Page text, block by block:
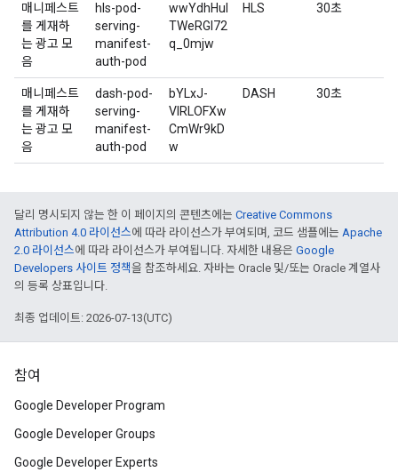
매니페스트
를 게재하
는 광고 모
음
hls-pod-
serving-
manifest-
auth-pod
wwYdhHuI
TWeRGl72
q_0mjw
HLS 30초
매니페스트
를 게재하
는 광고 모
음
dash-pod-
serving-
manifest-
auth-pod
bYLxJ-
VIRLOFXw
CmWr9kD
w
DASH 30초
달리 명시되지 않는 한 이 페이지의 콘텐츠에는 Creative Commons
Attribution 4.0 라이선스에 따라 라이선스가 부여되며, 코드 샘플에는 Apache
2.0 라이선스에 따라 라이선스가 부여됩니다. 자세한 내용은 Google
Developers 사이트 정책을 참조하세요. 자바는 Oracle 및/또는 Oracle 계열사
의 등록 상표입니다.
최종 업데이트: 2026-07-13(UTC)
참여
Google Developer Program
Google Developer Groups
Google Developer Experts